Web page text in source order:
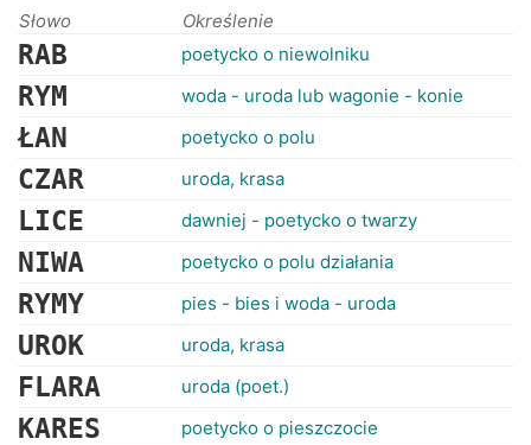
RANKINGI
Słowo Określenie
RAB poetycko o niewolniku
RYM woda - uroda lub wagonie - konie
ŁAN poetycko o polu
CZAR uroda, krasa
LICE dawniej - poetycko o twarzy
NIWA poetycko o polu działania
RYMY pies - bies i woda - uroda
UROK uroda, krasa
FLARA uroda (poet.)
KARES poetycko o pieszczocie